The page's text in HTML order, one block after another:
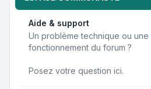
Aide & support
Un problème technique ou une
fonctionnement du forum ?
Posez votre question ici.